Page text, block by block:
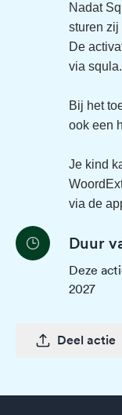
Nadat
sturen zij
De
via
Bij het
ook een
Je kind
via de
Duur
Deze
2027
Deel actie